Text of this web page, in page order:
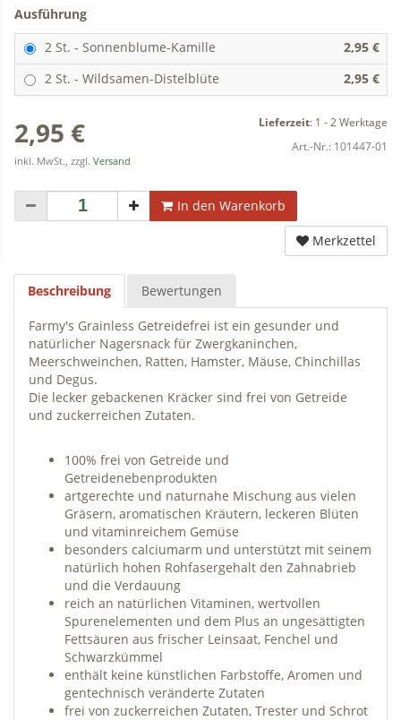
Ausführung
2 St. - Sonnenblume-Kamille
2,95 €
2 St. - Wildsamen-Distelblüte
2,95 €
2,95 €
inkl. MwSt., zzgl. Versand
Lieferzeit: 1 - 2 Werktage
Art.-Nr.: 101447-01
In den Warenkorb
Merkzettel
Beschreibung Bewertungen
Farmy's Grainless Getreidefrei ist ein gesunder und
natürlicher Nagersnack für Zwergkaninchen,
Meerschweinchen, Ratten, Hamster, Mäuse, Chinchillas
und Degus.
Die lecker gebackenen Kräcker sind frei von Getreide
und zuckerreichen Zutaten.
100% frei von Getreide und
Getreidenebenprodukten
artgerechte und naturnahe Mischung aus vielen
Gräsern, aromatischen Kräutern, leckeren Blüten
und vitaminreichem Gemüse
besonders calciumarm und unterstützt mit seinem
natürlich hohen Rohfasergehalt den Zahnabrieb
und die Verdauung
reich an natürlichen Vitaminen, wertvollen
Spurenelementen und dem Plus an ungesättigten
Fettsäuren aus frischer Leinsaat, Fenchel und
Schwarzkümmel
enthält keine künstlichen Farbstoffe, Aromen und
gentechnisch veränderte Zutaten
frei von zuckerreichen Zutaten, Trester und Schrot